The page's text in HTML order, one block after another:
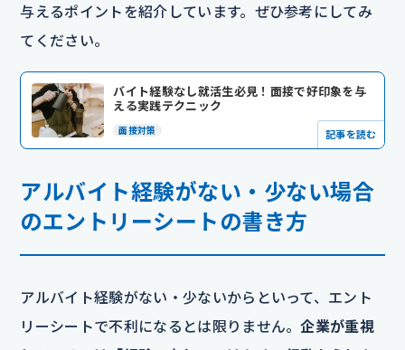
与えるポイントを紹介しています。ぜひ参考にしてみ
てください。
バイト経験なし就活生必見！面接で好印象を与
える実践テクニック
面接対策 記事を読む
アルバイト経験がない・少ない場合
のエントリーシートの書き方
アルバイト経験がない・少ないからといって、エント
リーシートで不利になるとは限りません。企業が重視